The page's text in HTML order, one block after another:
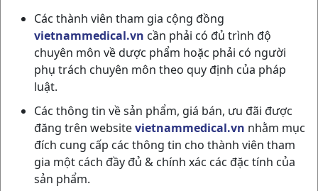
Các thành viên tham gia cộng đồng
vietnammedical.vn cần phải có đủ trình độ
chuyên môn về dược phẩm hoặc phải có người
phụ trách chuyên môn theo quy định của pháp
luật.
Các thông tin về sản phẩm, giá bán, ưu đãi được
đăng trên websitevietnammedical.vn nhằm mục
đích cung cấp các thông tin cho thành viên tham
gia một cách đầy đủ & chính xác các đặc tính của
sản phẩm.